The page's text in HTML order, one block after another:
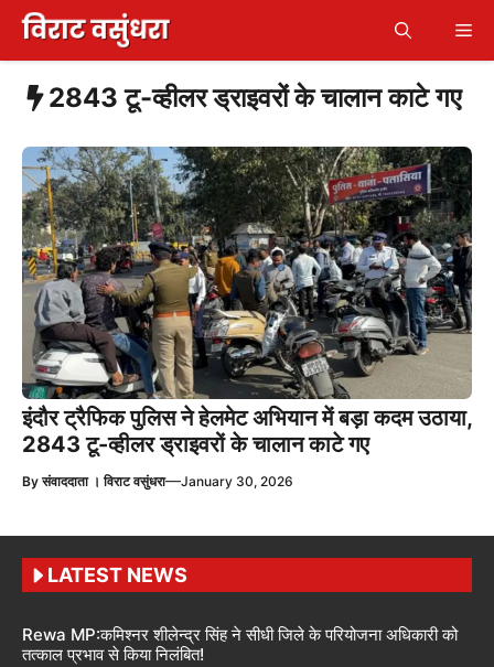
Skip
content
2843 टू-व्हीलर ड्राइवरों के चालान काटे गए
इंदौर ट्रैफिक पुलिस ने हेलमेट अभियान में बड़ा कदम उठाया,
2843 टू-व्हीलर ड्राइवरों के चालान काटे गए
Byसंवाददाता । विराट वसुंधरा—January 30, 2026
LATEST NEWS
Rewa MP:कमिश्नर शीलेन्द्र सिंह ने सीधी जिले के परियोजना अधिकारी को
तत्काल प्रभाव से किया निलंबित!